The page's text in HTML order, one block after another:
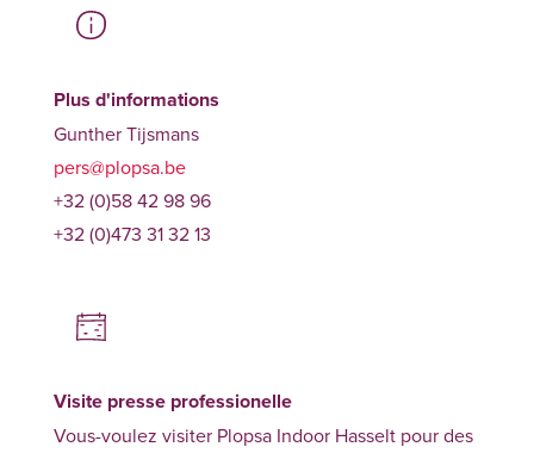
Plus d'informations
Gunther Tijsmans
pers@plopsa.be
+32 (0)58 42 98 96
+32 (0)473 31 32 13
Visite presse professionelle
Vous-voulez visiter Plopsa Indoor Hasselt pour des